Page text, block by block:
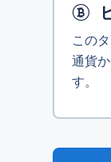
この
通貨
す。